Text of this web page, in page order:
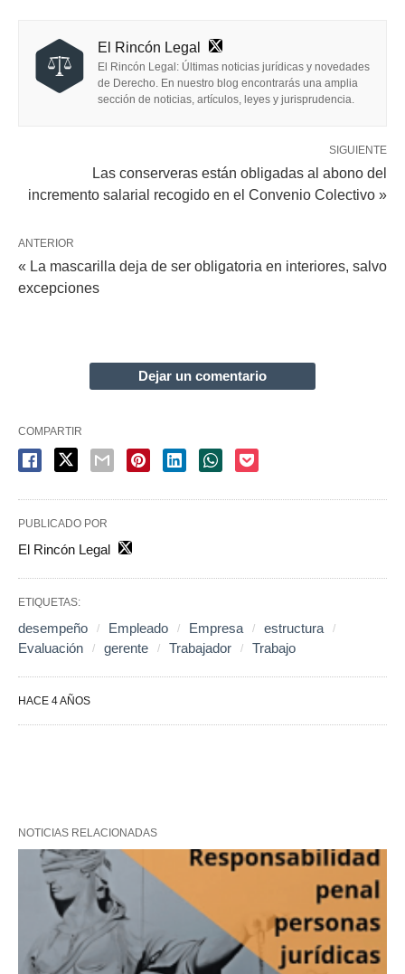
El Rincón Legal
El Rincón Legal: Últimas noticias jurídicas y novedades
de Derecho. En nuestro blog encontrarás una amplia
sección de noticias, artículos, leyes y jurisprudencia.
SIGUIENTE
Las conserveras están obligadas al abono del
incremento salarial recogido en el Convenio Colectivo »
ANTERIOR
« La mascarilla deja de ser obligatoria en interiores, salvo
excepciones
Dejar un comentario
COMPARTIR
PUBLICADO POR
El Rincón Legal
ETIQUETAS:
desempeño Empleado Empresa
estructura
Evaluación
gerente Trabajador Trabajo
HACE 4 AÑOS
NOTICIAS RELACIONADAS